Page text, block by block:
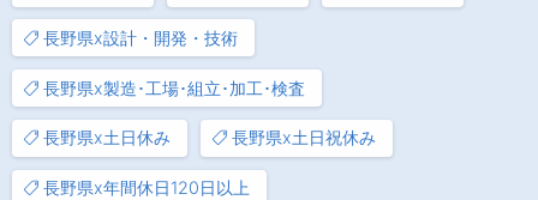
長野県x設計・開発・技術
長野県x製造･工場･組立･加工･検査
長野県x土日休み 長野県x土日祝休み
長野県x年間休日120日以上